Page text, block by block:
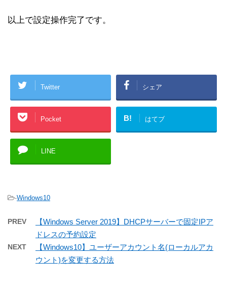
以上で設定操作完了です。
Twitter シェア
Pocket B! はてブ
LINE
-Windows10
PREV
【Windows Server 2019】DHCPサーバーで固定IPア
ドレスの予約設定
NEXT
【Windows10】ユーザーアカウント名(ローカルアカ
ウント)を変更する方法